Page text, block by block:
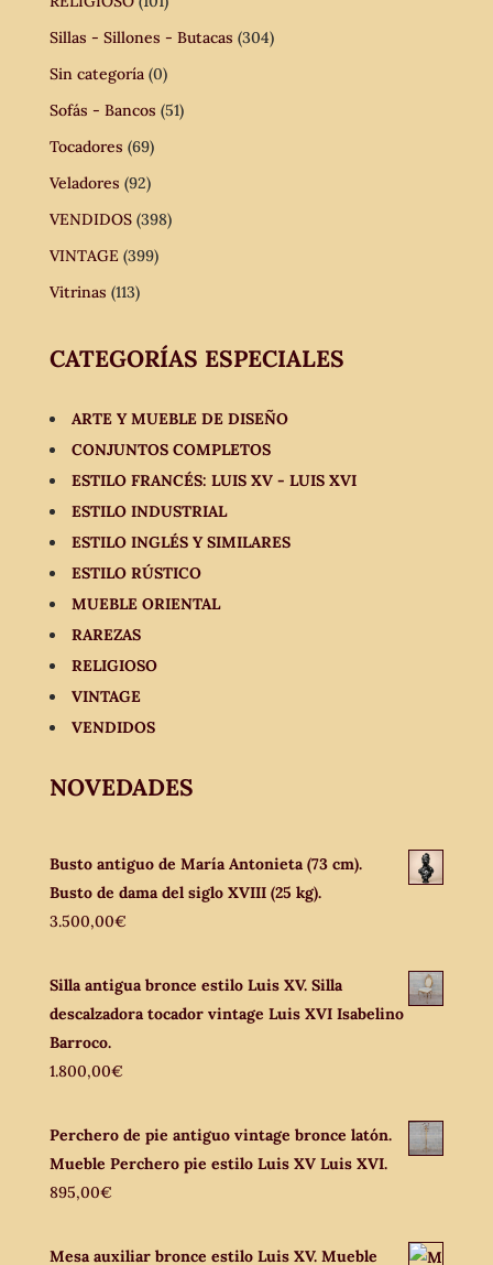
Sillas - Sillones - Butacas (304)
Sin categoría (0)
Sofás - Bancos (51)
Tocadores (69)
Veladores (92)
VENDIDOS (398)
VINTAGE (399)
Vitrinas (113)
CATEGORÍAS ESPECIALES
ARTE Y MUEBLE DE DISEÑO
CONJUNTOS COMPLETOS
ESTILO FRANCÉS: LUIS XV - LUIS XVI
ESTILO INDUSTRIAL
ESTILO INGLÉS Y SIMILARES
ESTILO RÚSTICO
MUEBLE ORIENTAL
RAREZAS
RELIGIOSO
VINTAGE
VENDIDOS
NOVEDADES
Busto antiguo de María Antonieta (73 cm).
Busto de dama del siglo XVIII (25 kg).
3.500,00€
Silla antigua bronce estilo Luis XV. Silla
descalzadora tocador vintage Luis XVI Isabelino
Barroco.
1.800,00€
Perchero de pie antiguo vintage bronce latón.
Mueble Perchero pie estilo Luis XV Luis XVI.
895,00€
Mesa auxiliar bronce estilo Luis XV. Mueble